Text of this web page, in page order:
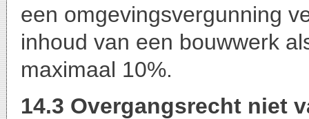
een omgevingsvergunning
inhoud van een bouwwerk
maximaal 10%.
14.3 Overgangsrecht niet